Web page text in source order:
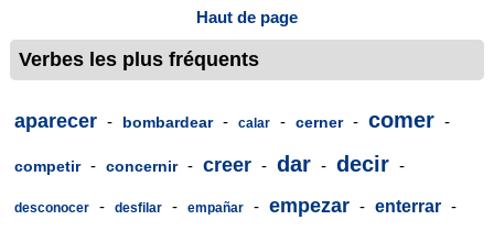
Haut de page
Verbes les plus fréquents
aparecer - bombardear - calar - cerner - comer -
competir - concernir - creer - dar - decir -
desconocer - desfilar - empañar - empezar - enterrar -